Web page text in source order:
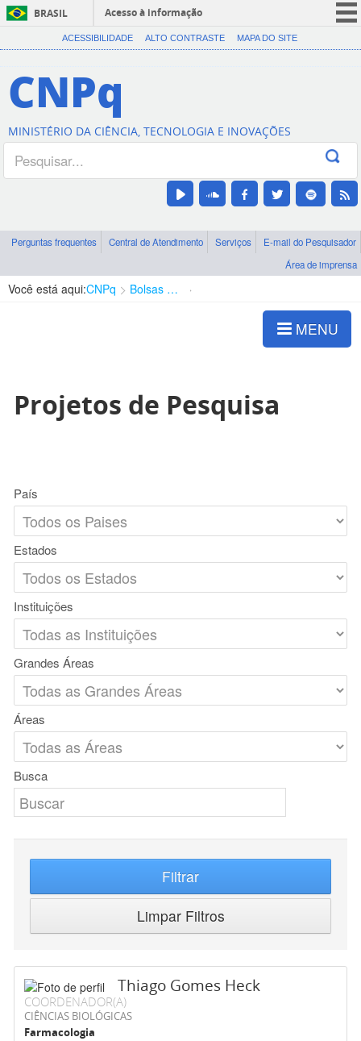
BRASIL
Acesso à informação
CORONAVÍRUS (COVID-19)
Canais
ACESSIBILIDADE ALTO CONTRASTE MAPA DO SITE
CNPq
MINISTÉRIO DA CIÊNCIA, TECNOLOGIA E INOVAÇÕES
Perguntas frequentes Central de Atendimento Serviços
E-mail do Pesquisador
Área de imprensa
Você está aqui:CNPq Bolsas e Auxílios Vigentes
MENU
Projetos de Pesquisa
País
Estados
Instituições
Grandes Áreas
Áreas
Busca
Filtrar
Limpar Filtros
Thiago Gomes Heck
COORDENADOR(A)
CIÊNCIAS BIOLÓGICAS
Farmacologia